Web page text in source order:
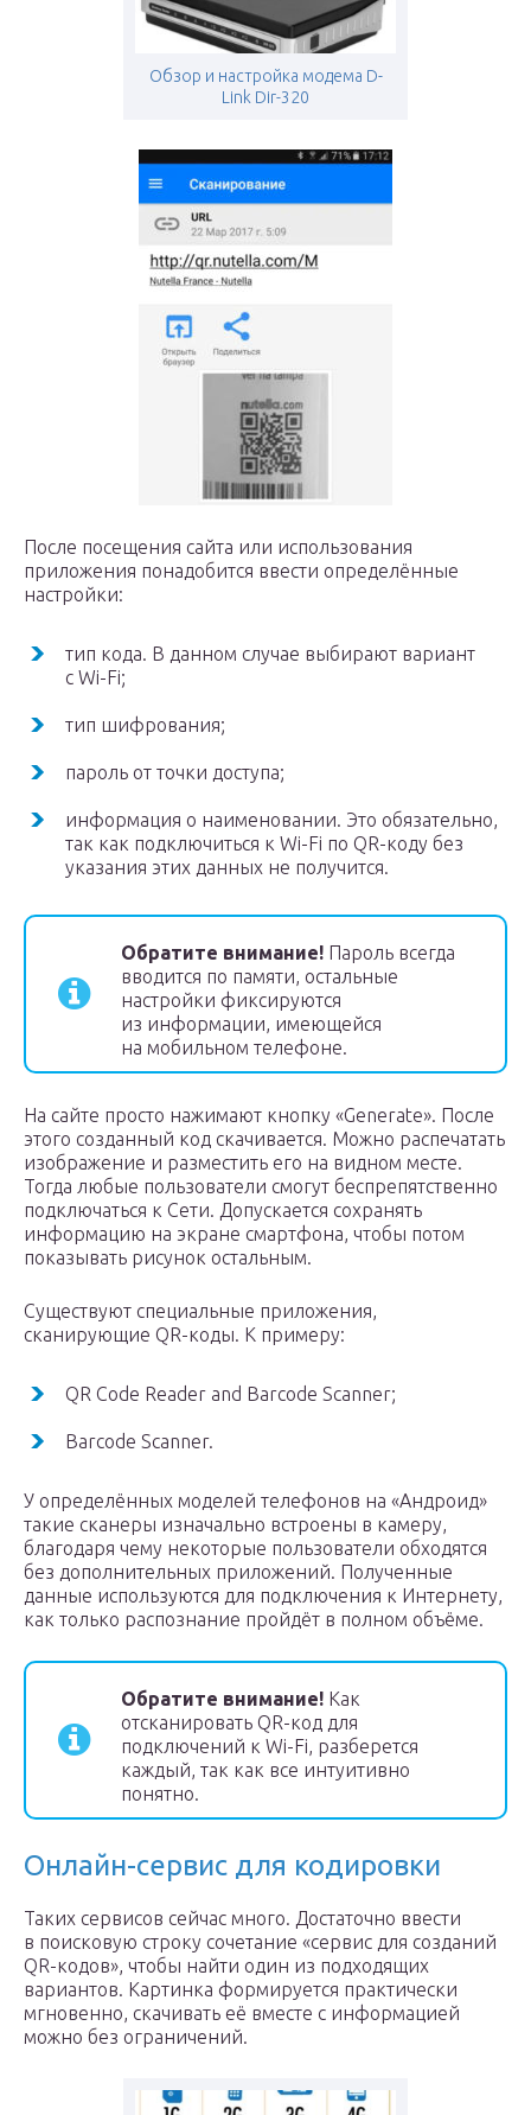
Обзор и настройка модема D-
Link Dir-320
После посещения сайта или использования
приложения понадобится ввести определённые
настройки:
тип кода. В данном случае выбирают вариант
с Wi-Fi;
тип шифрования;
пароль от точки доступа;
информация о наименовании. Это обязательно,
так как подключиться к Wi-Fi по QR-коду без
указания этих данных не получится.
Обратите внимание! Пароль всегда
вводится по памяти, остальные
настройки фиксируются
из информации, имеющейся
на мобильном телефоне.
На сайте просто нажимают кнопку «Generate». После
этого созданный код скачивается. Можно распечатать
изображение и разместить его на видном месте.
Тогда любые пользователи смогут беспрепятственно
подключаться к Сети. Допускается сохранять
информацию на экране смартфона, чтобы потом
показывать рисунок остальным.
Существуют специальные приложения,
сканирующие QR-коды. К примеру:
QR Code Reader and Barcode Scanner;
Barcode Scanner.
У определённых моделей телефонов на «Андроид»
такие сканеры изначально встроены в камеру,
благодаря чему некоторые пользователи обходятся
без дополнительных приложений. Полученные
данные используются для подключения к Интернету,
как только распознание пройдёт в полном объёме.
Обратите внимание! Как
отсканировать QR-код для
подключений к Wi-Fi, разберется
каждый, так как все интуитивно
понятно.
Онлайн-сервис для кодировки
Таких сервисов сейчас много. Достаточно ввести
в поисковую строку сочетание «сервис для созданий
QR-кодов», чтобы найти один из подходящих
вариантов. Картинка формируется практически
мгновенно, скачивать её вместе с информацией
можно без ограничений.